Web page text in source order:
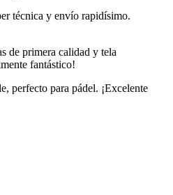
técnica y envío rapidísimo.
de primera calidad y tela
fantástico!
perfecto para pádel. ¡Excelente